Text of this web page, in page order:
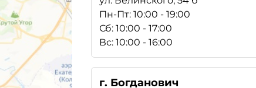
Пн-Пт: 10:00 - 19:00
Сб: 10:00 - 17:00
Вс: 10:00 - 16:00
г. Богданович